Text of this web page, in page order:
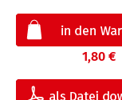
1,80 €